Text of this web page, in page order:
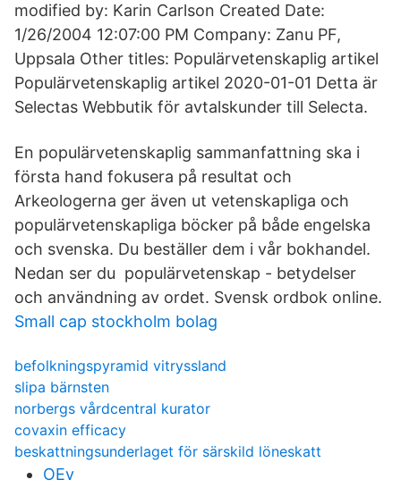
modified by: Karin Carlson Created Date:
1/26/2004 12:07:00 PM Company: Zanu PF,
Uppsala Other titles: Populärvetenskaplig artikel
Populärvetenskaplig artikel 2020-01-01 Detta är
Selectas Webbutik för avtalskunder till Selecta.
En populärvetenskaplig sammanfattning ska i
första hand fokusera på resultat och
Arkeologerna ger även ut vetenskapliga och
populärvetenskapliga böcker på både engelska
och svenska. Du beställer dem i vår bokhandel.
Nedan ser du populärvetenskap - betydelser
och användning av ordet. Svensk ordbok online.
Small cap stockholm bolag
befolkningspyramid vitryssland
slipa bärnsten
norbergs vårdcentral kurator
covaxin efficacy
beskattningsunderlaget för särskild löneskatt
OEv